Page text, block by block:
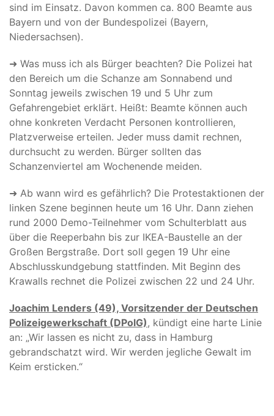
sind im Einsatz. Davon kommen ca. 800 Beamte aus
Bayern und von der Bundespolizei (Bayern,
Niedersachsen).
➜ Was muss ich als Bürger beachten? Die Polizei hat
den Bereich um die Schanze am Sonnabend und
Sonntag jeweils zwischen 19 und 5 Uhr zum
Gefahrengebiet erklärt. Heißt: Beamte können auch
ohne konkreten Verdacht Personen kontrollieren,
Platzverweise erteilen. Jeder muss damit rechnen,
durchsucht zu werden. Bürger sollten das
Schanzenviertel am Wochenende meiden.
➜ Ab wann wird es gefährlich? Die Protestaktionen der
linken Szene beginnen heute um 16 Uhr. Dann ziehen
rund 2000 Demo-Teilnehmer vom Schulterblatt aus
über die Reeperbahn bis zur IKEA-Baustelle an der
Großen Bergstraße. Dort soll gegen 19 Uhr eine
Abschlusskundgebung stattfinden. Mit Beginn des
Krawalls rechnet die Polizei zwischen 22 und 24 Uhr.
Joachim Lenders (49), Vorsitzender der Deutschen
Polizeigewerkschaft (DPolG), kündigt eine harte Linie
an: „Wir lassen es nicht zu, dass in Hamburg
gebrandschatzt wird. Wir werden jegliche Gewalt im
Keim ersticken.“